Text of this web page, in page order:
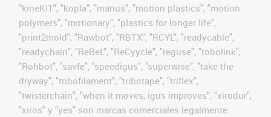
"kineKIT", "kopla", "manus", "motion plastics", "motion
polymers", "motionary", "plastics for longer life",
"print2mold", "Rawbot", "RBTX", "RCYL", "readycable",
"readychain", "ReBeL", "ReCyycle", "reguse", "robolink",
"Rohbot", "savfe", "speedigus", "superwise", "take the
dryway", "tribofilament", "tribotape", "triflex",
"twisterchain", "when it moves, igus improves", "xirodur",
"xiros" y "yes" son marcas comerciales legalmente